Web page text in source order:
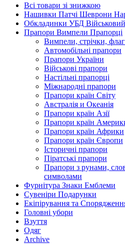
Всі товари зі знижкою
Нашивки Патчі Шеврони
Обкладинки УБД Військовий
Прапори Вимпели Прапорці
Вимпели, стрічки,
Автомобільні прапори
Прапори України
Військові прапори
Настільні прапорці
Міжнародні прапори
Прапори країн Світу
Австралія и Океанія
Прапори країн Азії
Прапори країн
Прапори країн Африки
Прапори країн Європи
Історичні прапори
Піратські прапори
Прапори з рунами,
символами
Фурнітура Знаки Емблеми
Сувеніри Подарунки
Екіпірування та
Головні убори
Взуття
Одяг
Archive